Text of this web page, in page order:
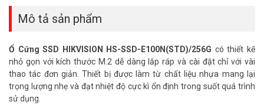
Mô tả sản phẩm
Ổ Cứng SSD HIKVISION HS-SSD-E100N(STD)/256G có thiết kế
nhỏ gọn với kích thước M.2 dễ dàng lắp ráp và cài đặt chỉ với vài
thao tác đơn giản. Thiết bị được làm từ chất liệu nhựa mang lại
trọng lượng nhẹ và đạt nhiệt độ cực kì ổn định trong suốt quá trình
sử dụng.